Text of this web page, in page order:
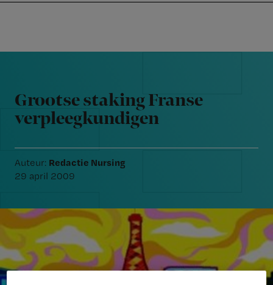
navigation
content
Nursing
Grootse staking Franse
verpleegkundigen
Auteur: Redactie Nursing
29 april 2009